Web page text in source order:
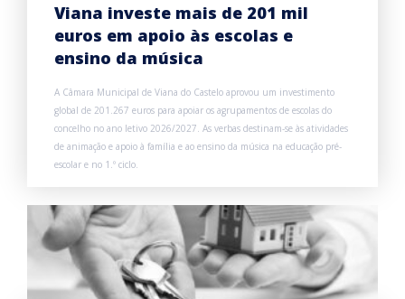
Viana investe mais de 201 mil
euros em apoio às escolas e
ensino da música
A Câmara Municipal de Viana do Castelo aprovou um investimento
global de 201.267 euros para apoiar os agrupamentos de escolas do
concelho no ano letivo 2026/2027. As verbas destinam-se às atividades
de animação e apoio à família e ao ensino da música na educação pré-
escolar e no 1.º ciclo.